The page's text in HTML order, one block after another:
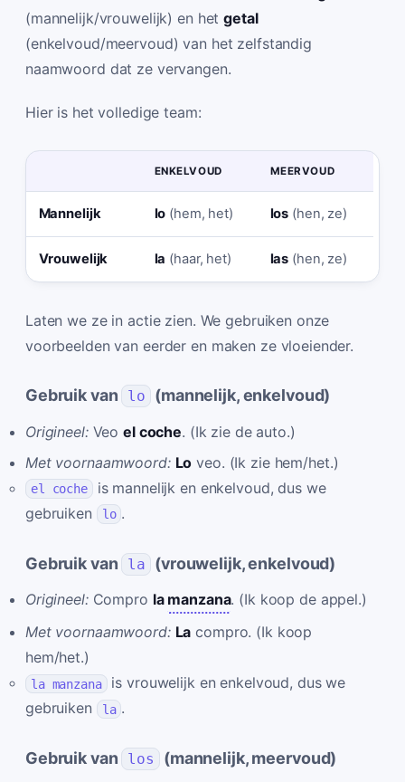
(mannelijk/vrouwelijk) en hetgetal
(enkelvoud/meervoud) van het zelfstandig
naamwoord dat ze vervangen.
Hier is het volledige team:
ENKELVOUD MEERVOUD
Mannelijk lo (hem, het) los (hen, ze)
Vrouwelijk la (haar, het) las (hen, ze)
Laten we ze in actie zien. We gebruiken onze
voorbeelden van eerder en maken ze vloeiender.
Gebruik van lo (mannelijk, enkelvoud)
Origineel:Veoel coche. (Ik zie de auto.)
Met voornaamwoord: Lo veo. (Ik zie hem/het.)
el coche is mannelijk en enkelvoud, dus we
gebruiken
lo .
Gebruik van la (vrouwelijk, enkelvoud)
Origineel:Compro la manzana. (Ik koop de appel.)
Met voornaamwoord: La compro. (Ik koop
hem/het.)
la manzana is vrouwelijk en enkelvoud, dus we
gebruiken
la .
Gebruik van los (mannelijk, meervoud)